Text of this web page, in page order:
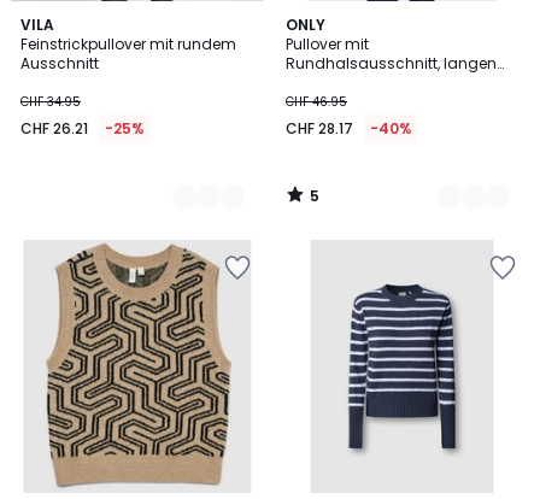
VILA
Feinstrickpullover mit rundem
Ausschnitt
CHF 34.95
CHF 26.21 -25%
2
Farben
ONLY
Pullover mit
Rundhalsausschnitt, langen
CHF 46.95
CHF 28.17 -40%
5
/
5
2
Farben
5
/